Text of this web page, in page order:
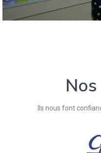
Ils nous font